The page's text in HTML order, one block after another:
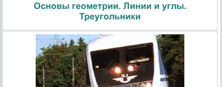
Основы геометрии. Линии и углы.
Треугольники